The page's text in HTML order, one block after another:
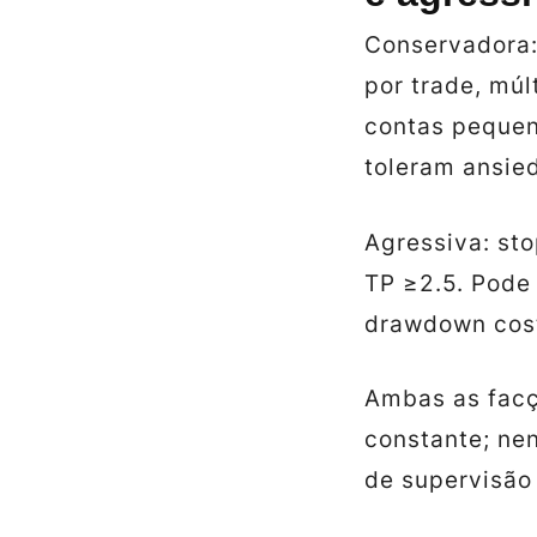
por trade,
contas
toleram
Agressiva:
TP ≥2.5.
drawdown
Ambas as
constante;
de